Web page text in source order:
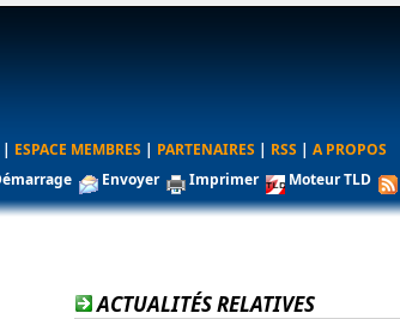
| ESPACE MEMBRES | PARTENAIRES | RSS | A PROPOS
Envoyer Imprimer Moteur TLD
ACTUALITÉS RELATIVES